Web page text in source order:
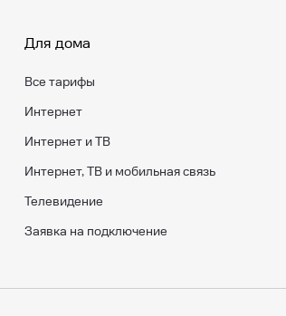
Для дома
Все тарифы
Интернет
Интернет и ТВ
Интернет, ТВ и мобильная связь
Телевидение
Заявка на подключение